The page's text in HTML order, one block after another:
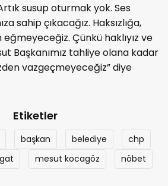
susup oturmak yok. Ses
sahip çıkacağız. Haksızlığa,
Çünkü haklıyız ve
Başkanımız tahliye olana kadar
vazgeçmeyeceğiz” diye
Etiketler
başkan belediye
chp
mesut kocagöz nöbet